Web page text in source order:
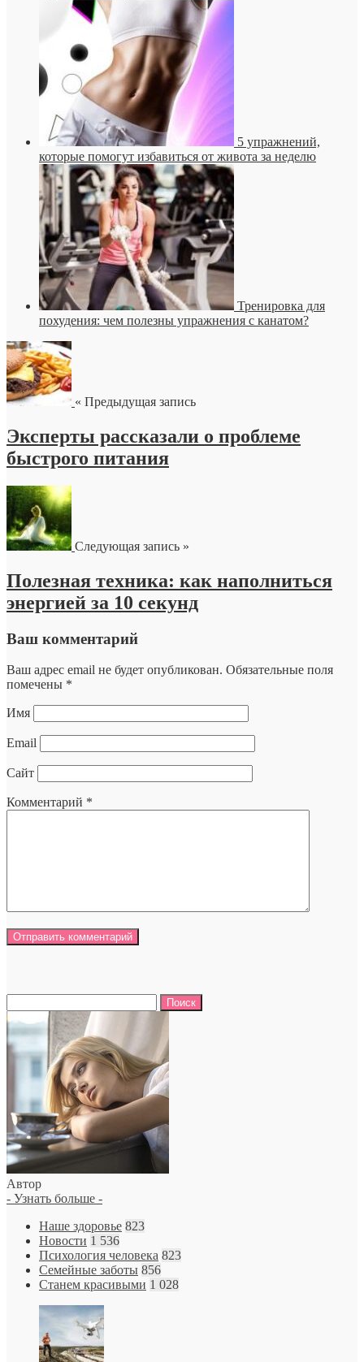
5 упражнений,
которые помогут избавиться от живота за неделю
Тренировка для
похудения: чем полезны упражнения с канатом?
« Предыдущая запись
Эксперты рассказали о проблеме
быстрого питания
Следующая запись »
Полезная техника: как наполниться
энергией за 10 секунд
Ваш комментарий
Ваш адрес email не будет опубликован. Обязательные поля
помечены *
Имя
Email
Сайт
Комментарий *
Автор
- Узнать больше -
Наше здоровье 823
Новости 1 536
Психология человека 823
Семейные заботы 856
Станем красивыми 1 028